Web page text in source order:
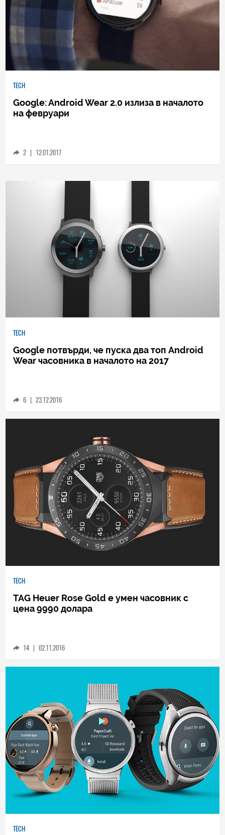
TECH
Google: Android Wear 2.0 излиза в началото
на февруари
2 | 12.01.2017
TECH
Google потвърди, че пуска два топ Android
Wear часовника в началото на 2017
6 | 23.12.2016
TECH
TAG Heuer Rose Gold е умен часовник с
цена 9990 долара
14 02.11.2016
TECH